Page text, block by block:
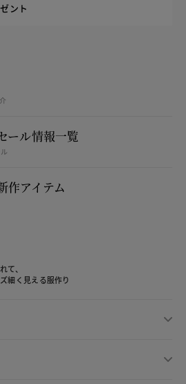
ント
ール情報一覧
作アイテム
て、
細く見える服作り